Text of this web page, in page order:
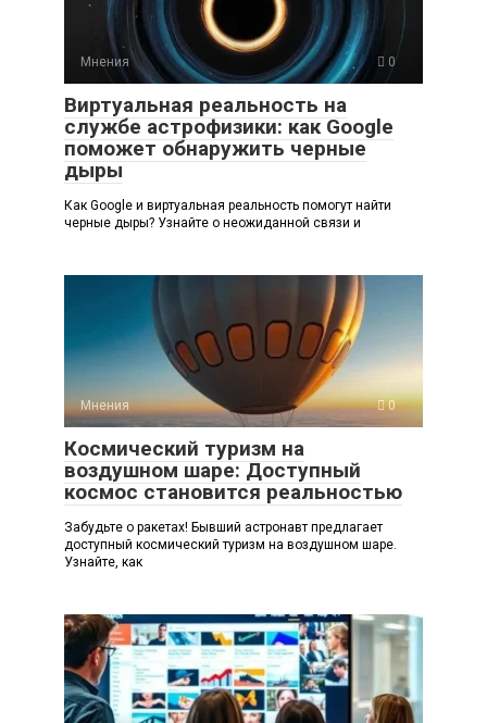
Мнения 0
Виртуальная реальность на
службе астрофизики: как Google
поможет обнаружить черные
дыры
Как Google и виртуальная реальность помогут найти
черные дыры? Узнайте о неожиданной связи и
Мнения 0
Космический туризм на
воздушном шаре: Доступный
космос становится реальностью
Забудьте о ракетах! Бывший астронавт предлагает
доступный космический туризм на воздушном шаре.
Узнайте, как